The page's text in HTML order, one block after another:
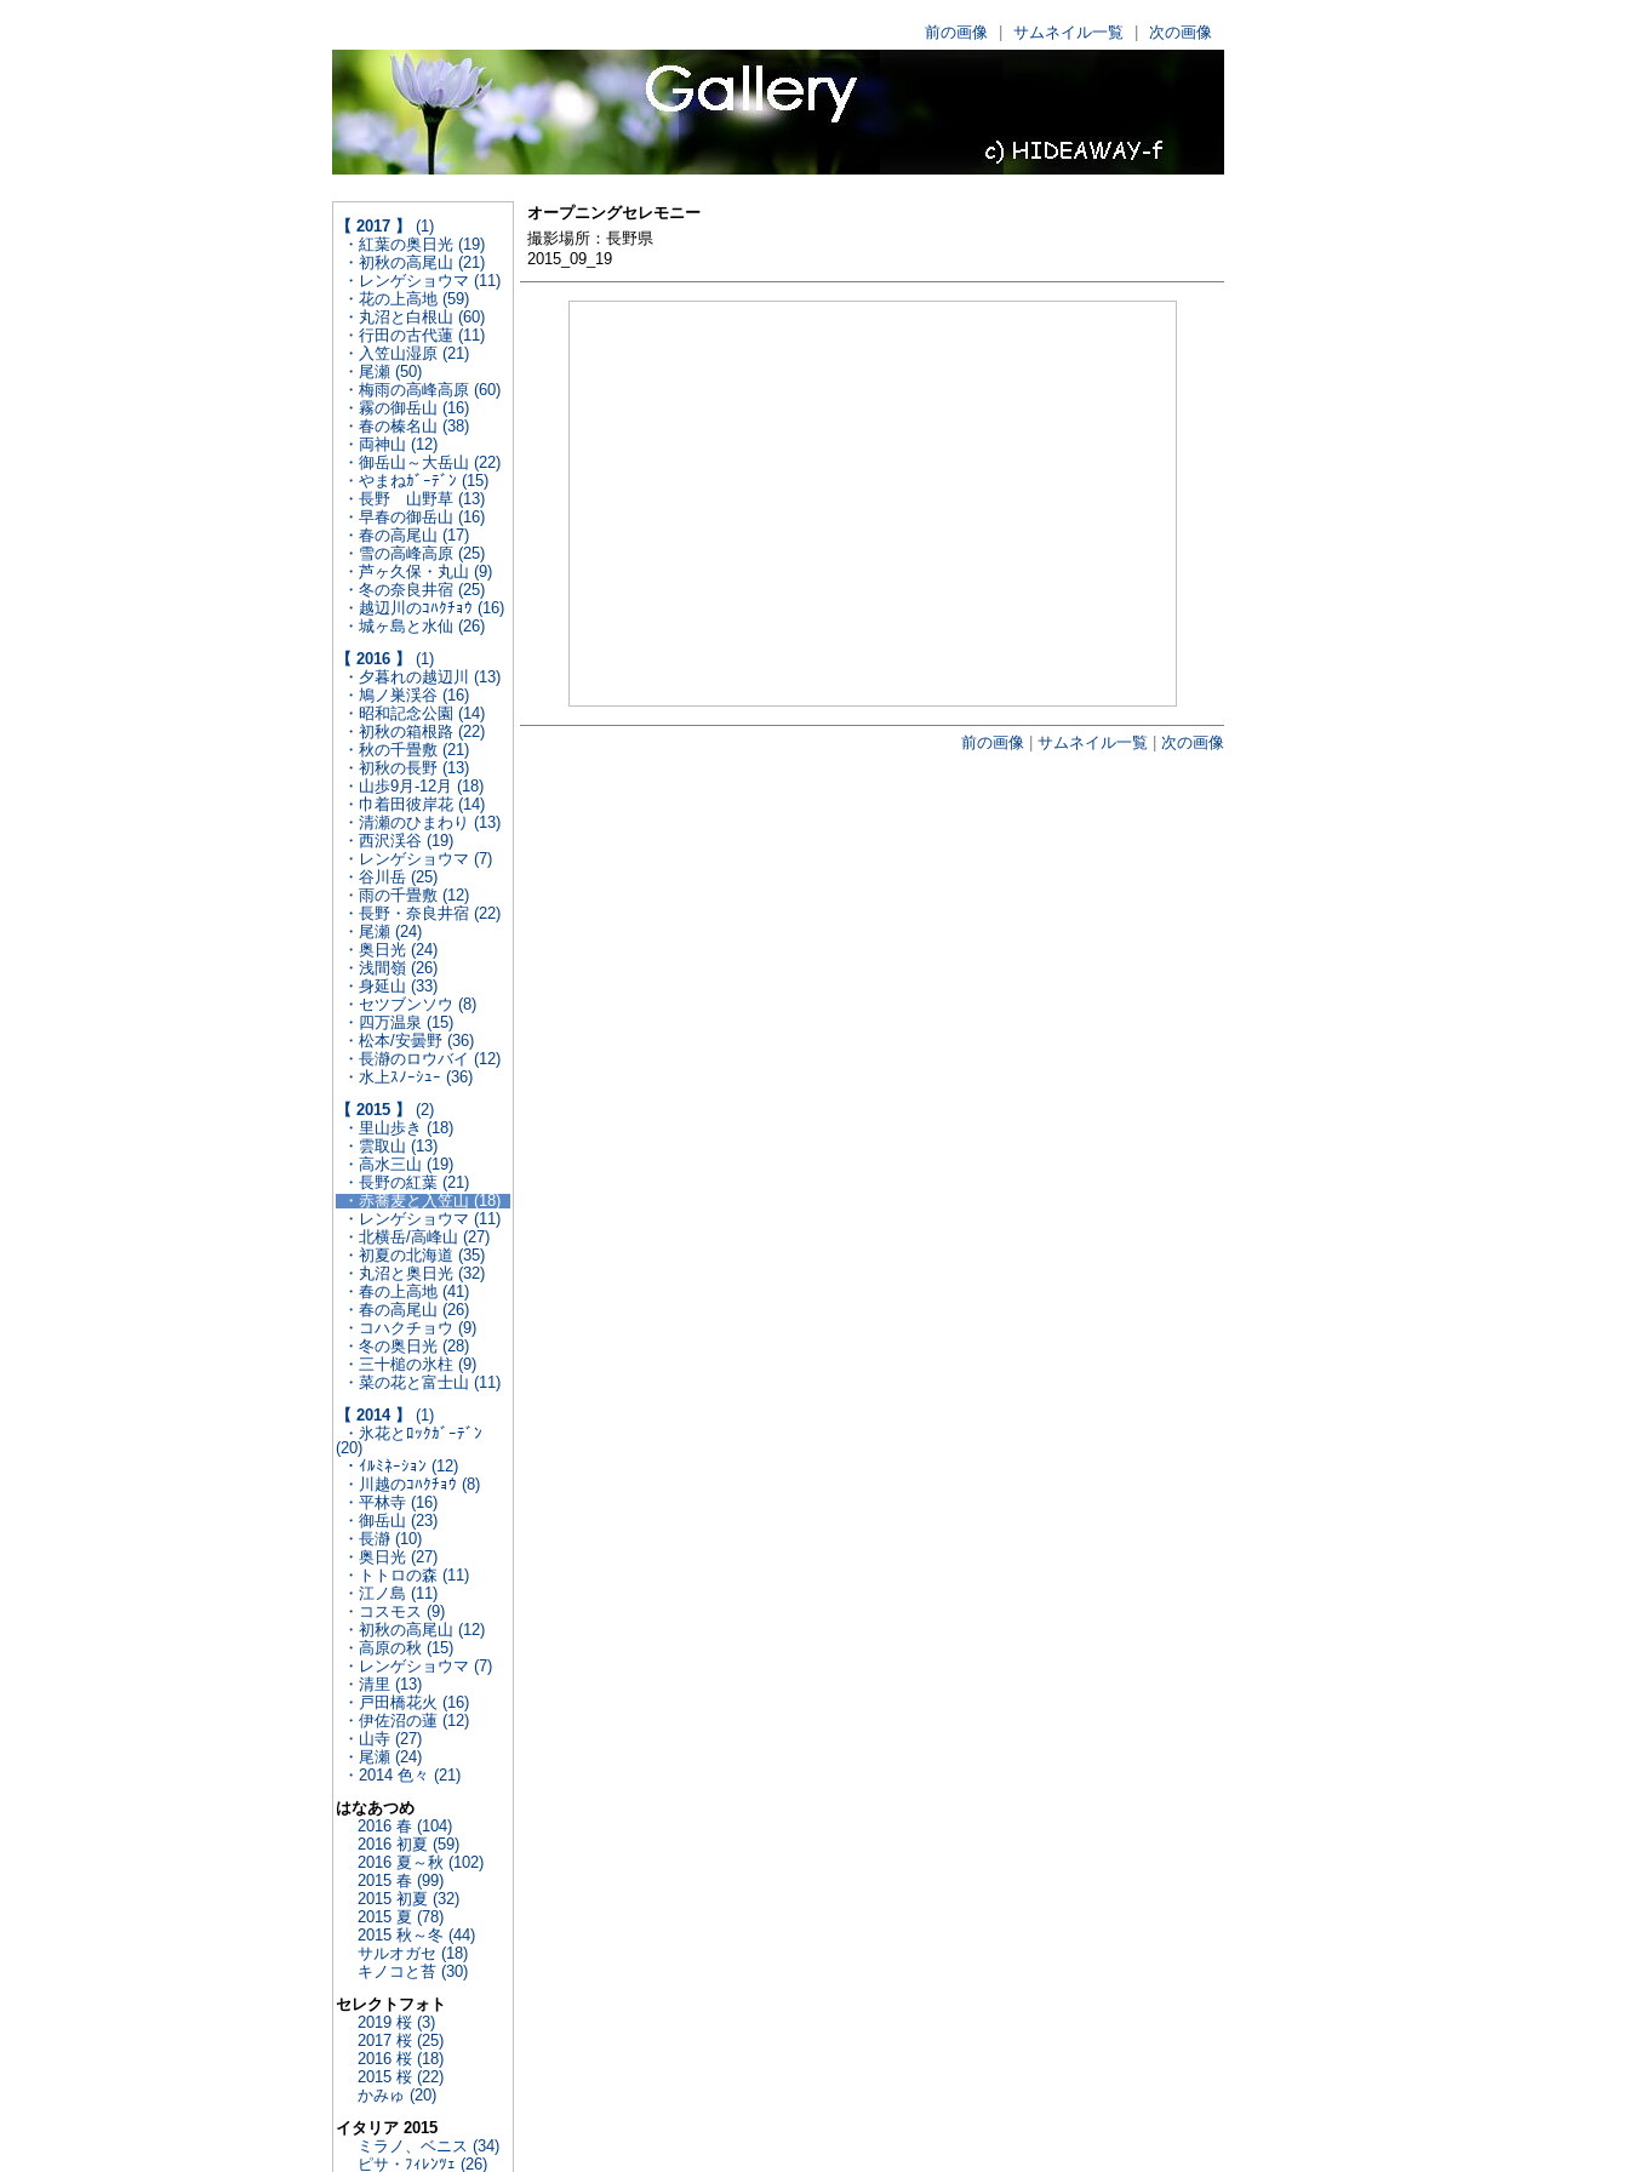
前の画像 サムネイル一覧 次の画像
【 2017 】
(1)
・紅葉の奥日光 (19)
・初秋の高尾山 (21)
・レンゲショウマ (11)
・花の上高地 (59)
・丸沼と白根山 (60)
・行田の古代蓮 (11)
・入笠山湿原 (21)
・尾瀬 (50)
・梅雨の高峰高原 (60)
・霧の御岳山 (16)
・春の榛名山 (38)
・両神山 (12)
・御岳山～大岳山 (22)
・やまねｶﾞｰﾃﾞﾝ (15)
・長野 山野草 (13)
・早春の御岳山 (16)
・春の高尾山 (17)
・雪の高峰高原 (25)
・芦ヶ久保・丸山 (9)
・冬の奈良井宿 (25)
・越辺川のｺﾊｸﾁｮｳ (16)
・城ヶ島と水仙 (26)
【 2016 】
(1)
・夕暮れの越辺川 (13)
・鳩ノ巣渓谷 (16)
・昭和記念公園 (14)
・初秋の箱根路 (22)
・秋の千畳敷 (21)
・初秋の長野 (13)
・山歩9月-12月 (18)
・巾着田彼岸花 (14)
・清瀬のひまわり (13)
・西沢渓谷 (19)
・レンゲショウマ (7)
・谷川岳 (25)
・雨の千畳敷 (12)
・長野・奈良井宿 (22)
・尾瀬 (24)
・奥日光 (24)
・浅間嶺 (26)
・身延山 (33)
・セツブンソウ (8)
・四万温泉 (15)
・松本/安曇野 (36)
・長瀞のロウバイ (12)
・水上ｽﾉｰｼｭｰ (36)
【 2015 】
(2)
・里山歩き (18)
・雲取山 (13)
・高水三山 (19)
・長野の紅葉 (21)
・赤蕎麦と入笠山 (18)
・レンゲショウマ (11)
・北横岳/高峰山 (27)
・初夏の北海道 (35)
・丸沼と奥日光 (32)
・春の上高地 (41)
・春の高尾山 (26)
・コハクチョウ (9)
・冬の奥日光 (28)
・三十槌の氷柱 (9)
・菜の花と富士山 (11)
【 2014 】
(1)
・氷花とﾛｯｸｶﾞｰﾃﾞﾝ
(20)
・ｲﾙﾐﾈｰｼｮﾝ (12)
・川越のｺﾊｸﾁｮｳ (8)
・平林寺 (16)
・御岳山 (23)
・長瀞 (10)
・奥日光 (27)
・トトロの森 (11)
・江ノ島 (11)
・コスモス (9)
・初秋の高尾山 (12)
・高原の秋 (15)
・レンゲショウマ (7)
・清里 (13)
・戸田橋花火 (16)
・伊佐沼の蓮 (12)
・山寺 (27)
・尾瀬 (24)
・2014 色々 (21)
はなあつめ
2016 春 (104)
2016 初夏 (59)
2016 夏～秋 (102)
2015 春 (99)
2015 初夏 (32)
2015 夏 (78)
2015 秋～冬 (44)
サルオガセ (18)
キノコと苔 (30)
セレクトフォト
2019 桜 (3)
2017 桜 (25)
2016 桜 (18)
2015 桜 (22)
かみゅ (20)
イタリア 2015
ミラノ、ベニス (34)
ピサ・ﾌｨﾚﾝﾂｪ (26)
オープニングセレモニー
撮影場所：長野県
2015_09_19
前の画像 サムネイル一覧 次の画像